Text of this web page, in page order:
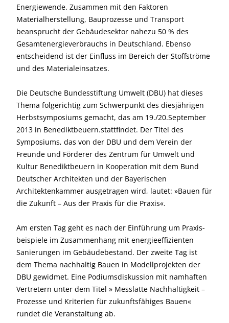
Energiewende. Zusammen mit den Faktoren
Materialherstellung, Bauprozesse und Transport
beansprucht der Gebäudesektor nahezu 50 % des
Gesamt­energieverbrauchs in Deutschland. Ebenso
entscheidend ist der Einfluss im Bereich der Stoffströme
und des Material­einsatzes.
Die Deutsche Bundesstiftung Umwelt (DBU) hat dieses
Thema folgerichtig zum Schwerpunkt des diesjährigen
Herbstsymposiums gemacht, das am 19./20.September
2013 in Benediktbeuern.stattfindet. Der Titel des
Symposiums, das von der DBU und dem Verein der
Freunde und Förderer des Zentrum für Umwelt und
Kultur Benediktbeuern in Kooperation mit dem Bund
Deutscher Architekten und der Bayerischen
Architektenkammer ausgetragen wird, lautet: »Bauen für
die Zukunft – Aus der Praxis für die Praxis«.
Am ersten Tag geht es nach der Einführung um Praxis­
beispiele im Zusammenhang mit energieeffizienten
Sanierungen im Gebäudebestand. Der zweite Tag ist
dem Thema nachhaltig Bauen in Modellprojekten der
DBU gewidmet. Eine Podiumsdiskussion mit namhaften
Vertretern unter dem Titel » Messlatte Nachhaltigkeit –
Prozesse und Kriterien für zukunftsfähiges Bauen«
rundet die Veranstaltung ab.